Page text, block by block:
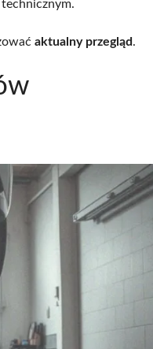
aktualny przegląd.